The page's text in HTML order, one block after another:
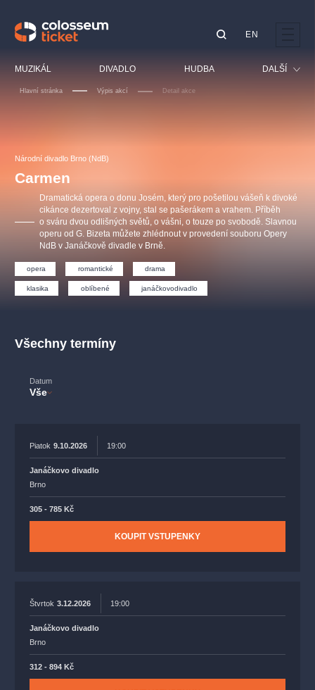
MUZIKÁL DIVADLO HUDBA DALŠÍ
Sport
Ostatní
EN
Hlavní stránka Výpis akcí Detail akce
Národní divadlo Brno (NdB)
Carmen
Dramatická opera o donu Josém, který pro pošetilou vášeň k divoké
cikánce dezertoval z vojny, stal se pašerákem a vrahem. Příběh
o sváru dvou odlišných světů, o vášni, o touze po svobodě. Slavnou
operu od G. Bizeta můžete zhlédnout v provedení souboru Opery
NdB v Janáčkově divadle v Brně.
opera romantické drama
klasika oblíbené janáčkovodivadlo
Všechny termíny
Datum
Vše
Piatok 9.10.2026 19:00
Janáčkovo divadlo
Brno
305 - 785 Kč
KOUPIT VSTUPENKY
Štvrtok 3.12.2026 19:00
Janáčkovo divadlo
Brno
312 - 894 Kč
OBYČEJNÁ HOLKA
Agentura 44, s.r.o.
Ostatní hledají
muzikálypraha
Nejnavštěvovanější
filmováhudba státníopera